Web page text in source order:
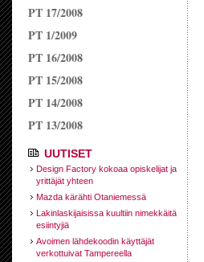
PT 17/2008
PT 1/2009
PT 16/2008
PT 15/2008
PT 14/2008
PT 13/2008
UUTISET
Design Factory kokoaa opiskelijat ja
yrittäjät yhteen
Mazda kärähti Otaniemessä
Lakinlaskijaisissa kuultiin nimekkäitä
esiintyjiä
Avoimen lähdekoodin käyttäjät
verkottuivat Tampereella